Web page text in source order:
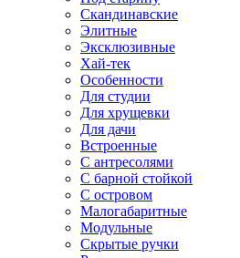
Скандинавские
Элитные
Эксклюзивные
Хай-тек
Особенности
Для студии
Для хрущевки
Для дачи
Встроенные
С антресолями
С барной стойкой
С островом
Малогабаритные
Модульные
Скрытые ручки